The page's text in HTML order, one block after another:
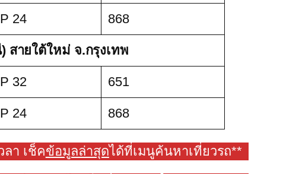
24 868
สายใต้ใหม่ จ.กรุงเทพ
32 651
24 868
ลา เช็คข้อมูลล่าสุดได้ที่เมนูค้นหาเที่ยวรถ**